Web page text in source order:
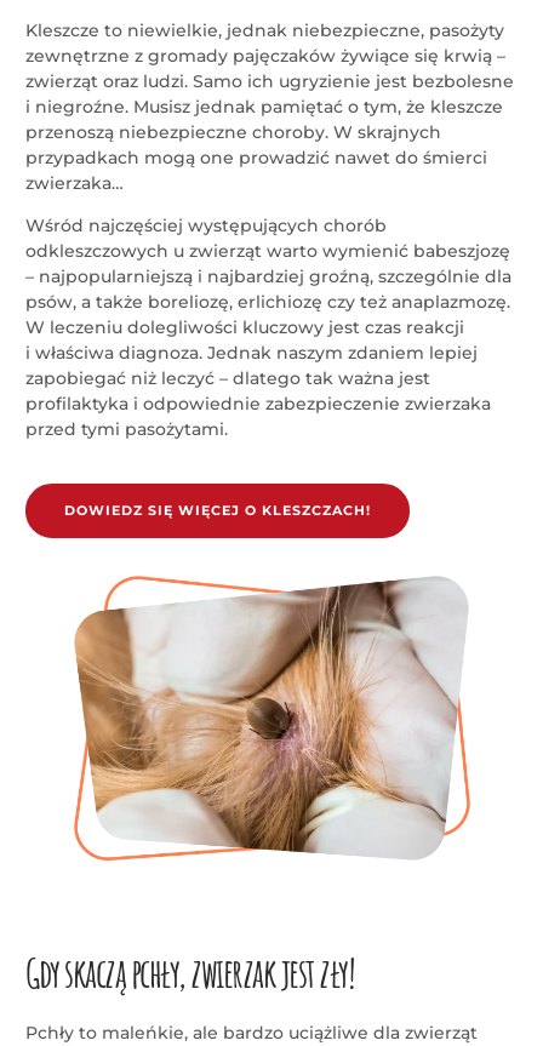
Kleszcze to niewielkie, jednak niebezpieczne, pasożyty
zewnętrzne z gromady pajęczaków żywiące się krwią –
zwierząt oraz ludzi. Samo ich ugryzienie jest bezbolesne
i niegroźne. Musisz jednak pamiętać o tym, że kleszcze
przenoszą niebezpieczne choroby. W skrajnych
przypadkach mogą one prowadzić nawet do śmierci
zwierzaka…
Wśród najczęściej występujących chorób
odkleszczowych u zwierząt warto wymienić babeszjozę
– najpopularniejszą i najbardziej groźną, szczególnie dla
psów, a także boreliozę, erlichiozę czy też anaplazmozę.
W leczeniu dolegliwości kluczowy jest czas reakcji
i właściwa diagnoza. Jednak naszym zdaniem lepiej
zapobiegać niż leczyć – dlatego tak ważna jest
profilaktyka i odpowiednie zabezpieczenie zwierzaka
przed tymi pasożytami.
DOWIEDZ SIĘ WIĘCEJ O KLESZCZACH!
Gdy skaczą pchły, zwierzak jest zły!
Pchły to maleńkie, ale bardzo uciążliwe dla zwierząt